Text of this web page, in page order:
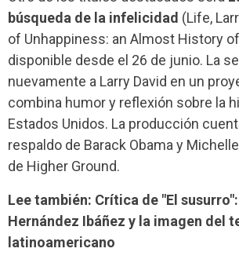
búsqueda de la infelicidad (Life,
of Unhappiness: an Almost History
disponible desde el 26 de junio. La
nuevamente a Larry David en un
combina humor y reflexión sobre la
Estados Unidos. La producción
respaldo de Barack Obama y
de Higher Ground.
Lee también: Crítica de "El
Hernández Ibáñez y la imagen del
latinoamericano